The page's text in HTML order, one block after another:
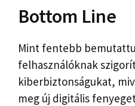
Bottom Line
Mint fentebb
felhasználóknak
kiberbiztonságukat,
meg új digitális